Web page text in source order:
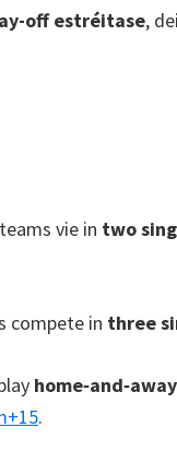
off estréitase,
teams vie in two
compete in three
+15.